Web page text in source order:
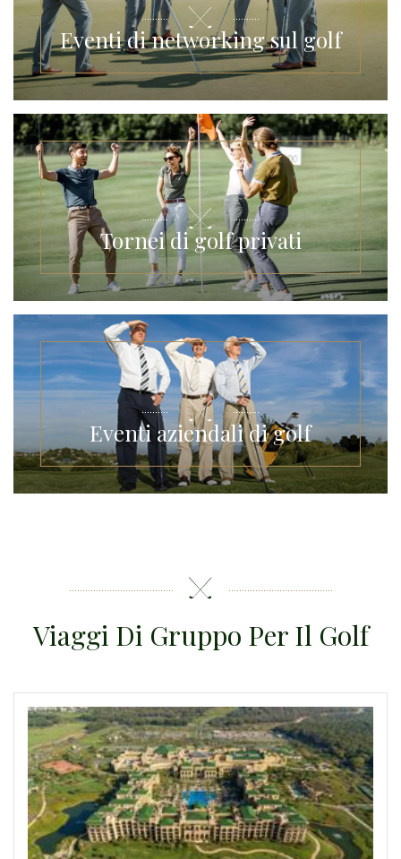
Eventi di networking sul golf
Tornei di golf privati
Eventi aziendali di golf
Viaggi Di Gruppo Per Il Golf